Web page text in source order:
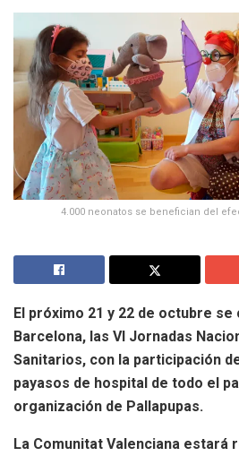
4.000 neonatos se benefician del
El próximo 21 y 22 de octubre se
Barcelona, las VI Jornadas
Sanitarios, con la participación
payasos de hospital de todo el
organización de Pallapupas.
La Comunitat Valenciana estará